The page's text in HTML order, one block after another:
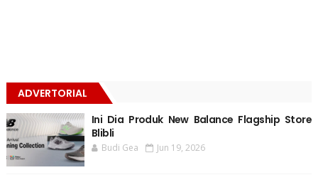
ADVERTORIAL
Ini Dia Produk New Balance Flagship Store
Blibli
Budi Gea Jun 19, 2026